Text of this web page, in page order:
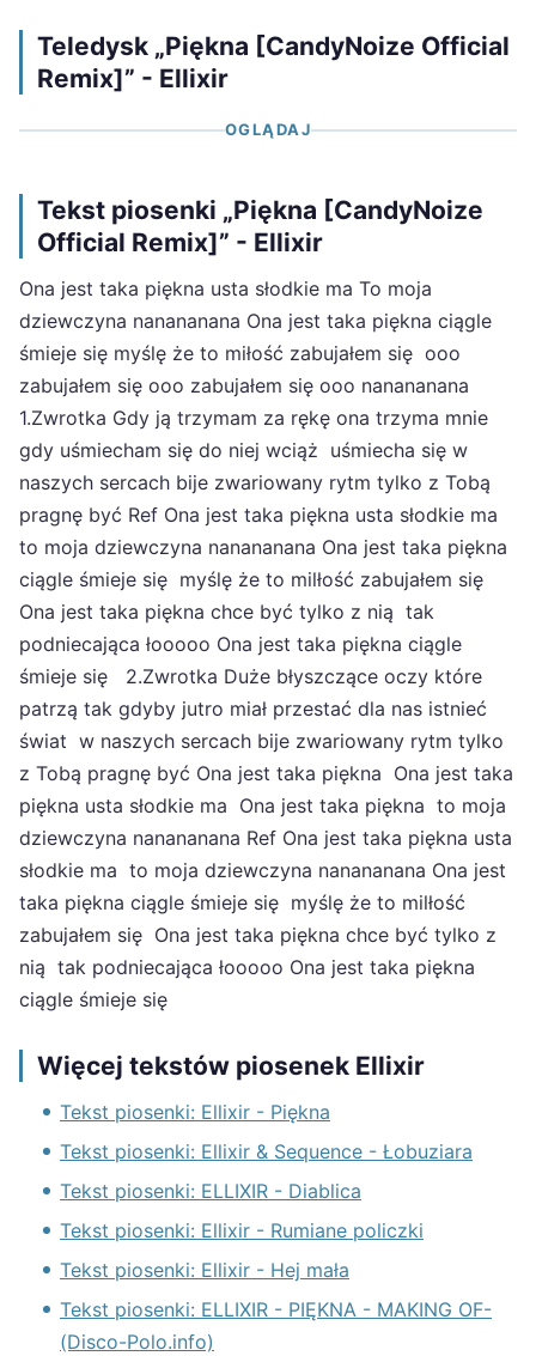
Teledysk „Piękna [CandyNoize Official
Remix]” - Ellixir
OGLĄDAJ
Tekst piosenki „Piękna [CandyNoize
Official Remix]” - Ellixir
Ona jest taka piękna usta słodkie ma To moja
dziewczyna nanananana Ona jest taka piękna ciągle
śmieje się myślę że to miłość zabujałem się ooo
zabujałem się ooo zabujałem się ooo nanananana
1.Zwrotka Gdy ją trzymam za rękę ona trzyma mnie
gdy uśmiecham się do niej wciąż uśmiecha się w
naszych sercach bije zwariowany rytm tylko z Tobą
pragnę być Ref Ona jest taka piękna usta słodkie ma
to moja dziewczyna nanananana Ona jest taka piękna
ciągle śmieje się myślę że to milłość zabujałem się
Ona jest taka piękna chce być tylko z nią tak
podniecająca łooooo Ona jest taka piękna ciągle
śmieje się 2.Zwrotka Duże błyszczące oczy które
patrzą tak gdyby jutro miał przestać dla nas istnieć
świat w naszych sercach bije zwariowany rytm tylko
z Tobą pragnę być Ona jest taka piękna Ona jest taka
piękna usta słodkie ma Ona jest taka piękna to moja
dziewczyna nanananana Ref Ona jest taka piękna usta
słodkie ma to moja dziewczyna nanananana Ona jest
taka piękna ciągle śmieje się myślę że to milłość
zabujałem się Ona jest taka piękna chce być tylko z
nią tak podniecająca łooooo Ona jest taka piękna
ciągle śmieje się
Więcej tekstów piosenek Ellixir
Tekst piosenki: Ellixir - Piękna
Tekst piosenki: Ellixir & Sequence - Łobuziara
Tekst piosenki: ELLIXIR - Diablica
Tekst piosenki: Ellixir - Rumiane policzki
Tekst piosenki: Ellixir - Hej mała
Tekst piosenki: ELLIXIR - PIĘKNA - MAKING OF-
(Disco-Polo.info)